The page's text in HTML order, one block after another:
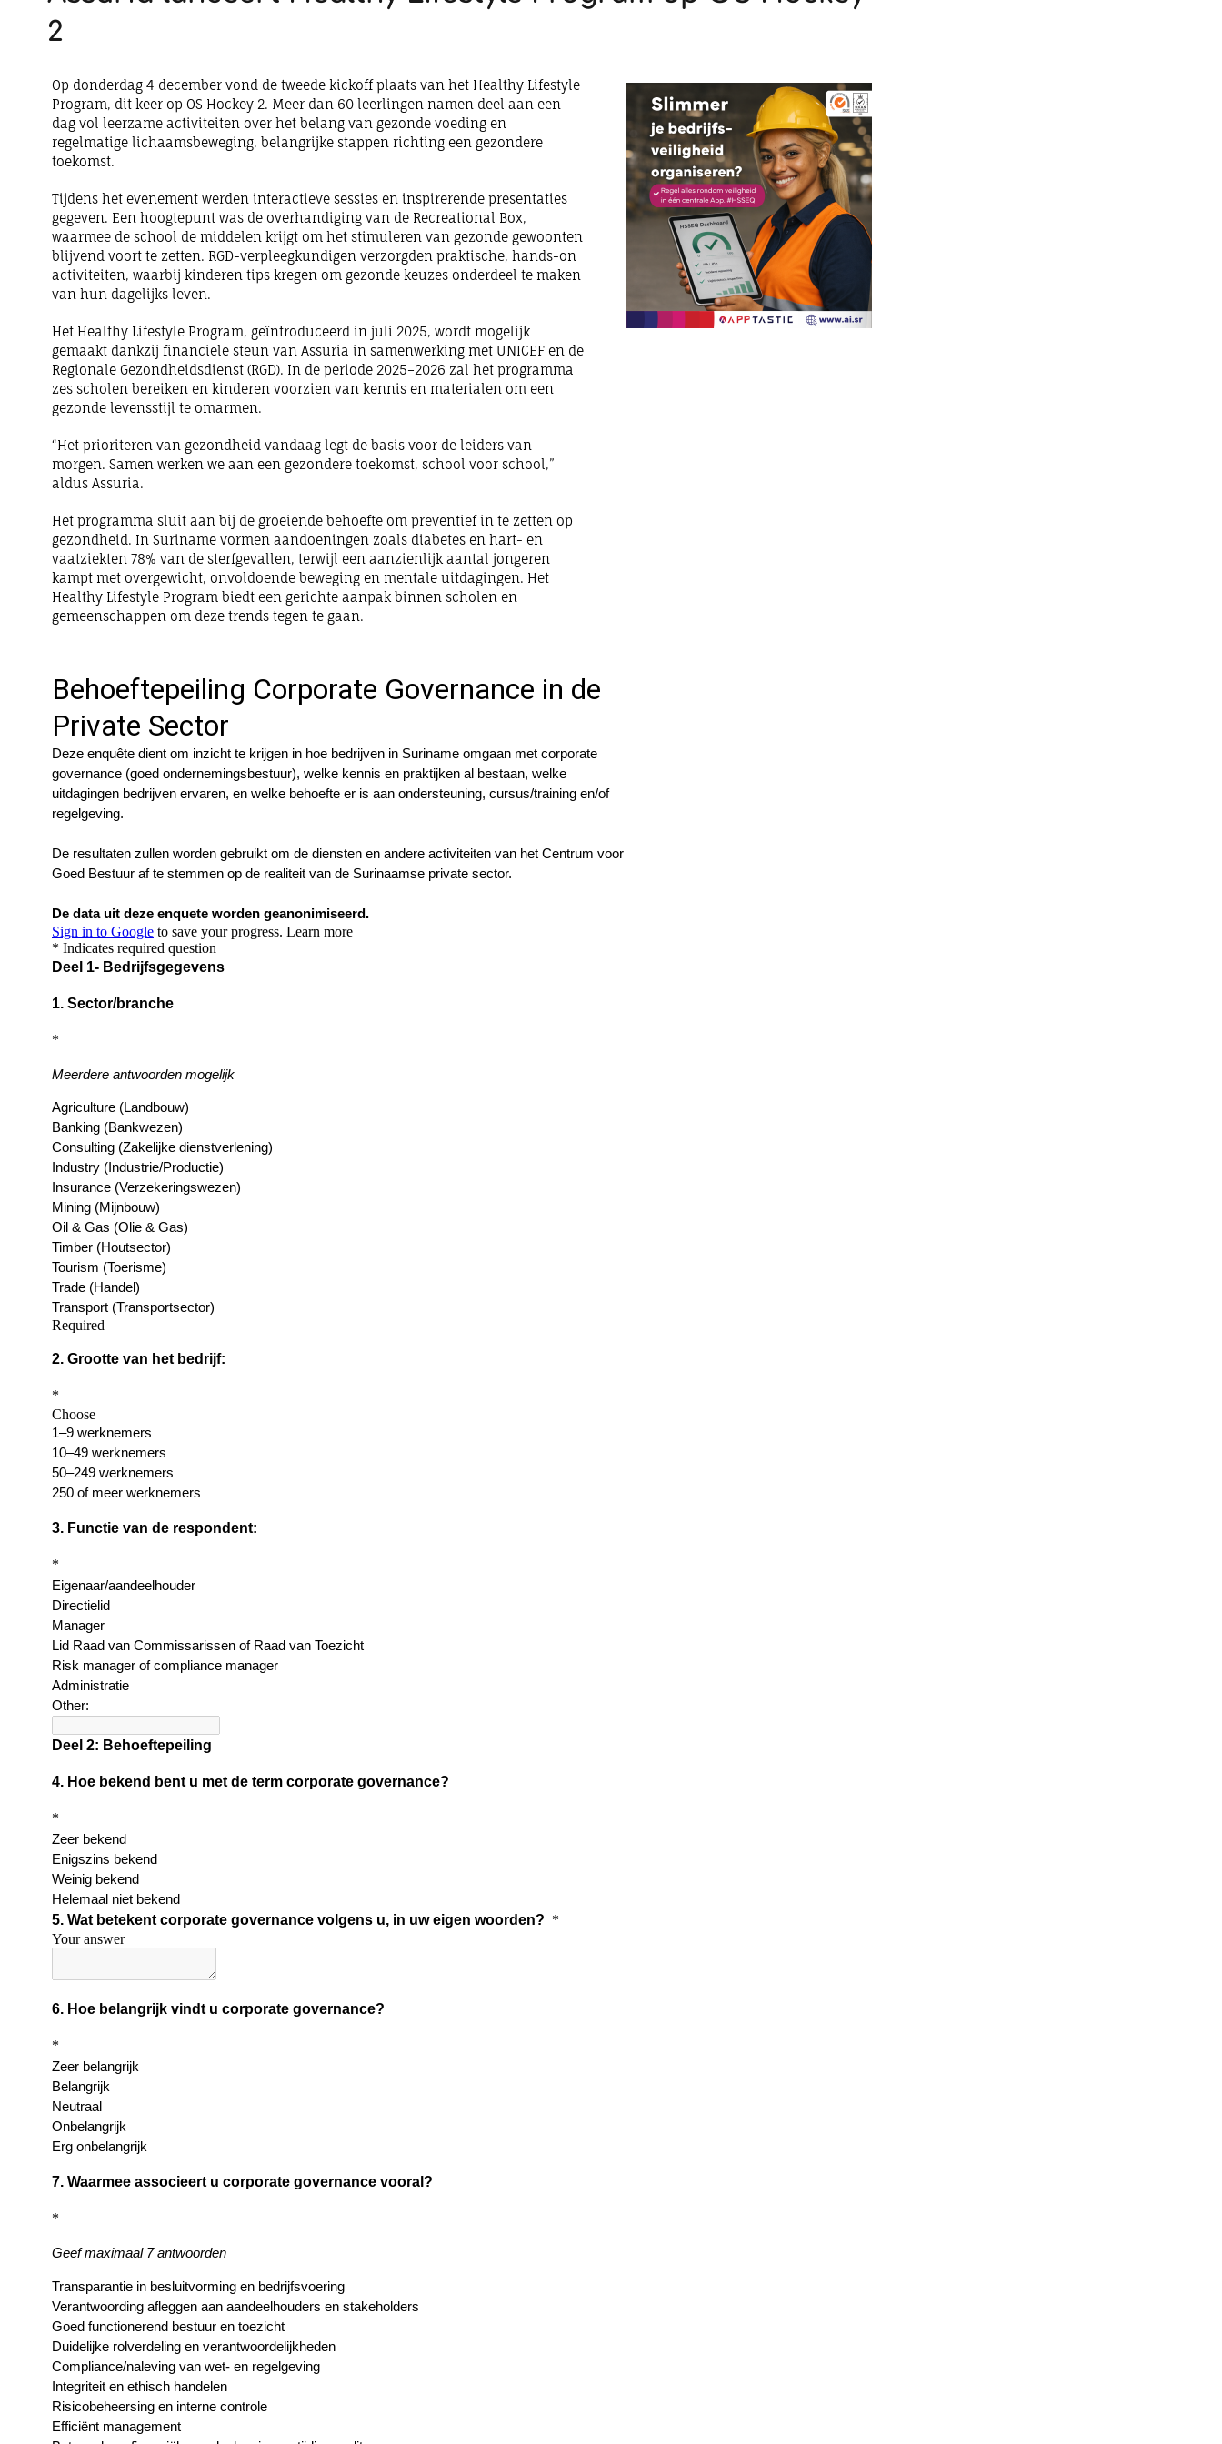
2
Op donderdag 4 december vond de tweede kickoff plaats van het Healthy Lifestyle
Program, dit keer op OS Hockey 2. Meer dan 60 leerlingen namen deel aan een
dag vol leerzame activiteiten over het belang van gezonde voeding en
regelmatige lichaamsbeweging, belangrijke stappen richting een gezondere
toekomst.
Tijdens het evenement werden interactieve sessies en inspirerende presentaties
gegeven. Een hoogtepunt was de overhandiging van de Recreational Box,
waarmee de school de middelen krijgt om het stimuleren van gezonde gewoonten
blijvend voort te zetten. RGD-verpleegkundigen verzorgden praktische, hands-on
activiteiten, waarbij kinderen tips kregen om gezonde keuzes onderdeel te maken
van hun dagelijks leven.
Het Healthy Lifestyle Program, geïntroduceerd in juli 2025, wordt mogelijk
gemaakt dankzij financiële steun van Assuria in samenwerking met UNICEF en de
Regionale Gezondheidsdienst (RGD). In de periode 2025–2026 zal het programma
zes scholen bereiken en kinderen voorzien van kennis en materialen om een
gezonde levensstijl te omarmen.
“Het prioriteren van gezondheid vandaag legt de basis voor de leiders van
morgen. Samen werken we aan een gezondere toekomst, school voor school,”
aldus Assuria.
Het programma sluit aan bij de groeiende behoefte om preventief in te zetten op
gezondheid. In Suriname vormen aandoeningen zoals diabetes en hart- en
vaatziekten 78% van de sterfgevallen, terwijl een aanzienlijk aantal jongeren
kampt met overgewicht, onvoldoende beweging en mentale uitdagingen. Het
Healthy Lifestyle Program biedt een gerichte aanpak binnen scholen en
gemeenschappen om deze trends tegen te gaan.